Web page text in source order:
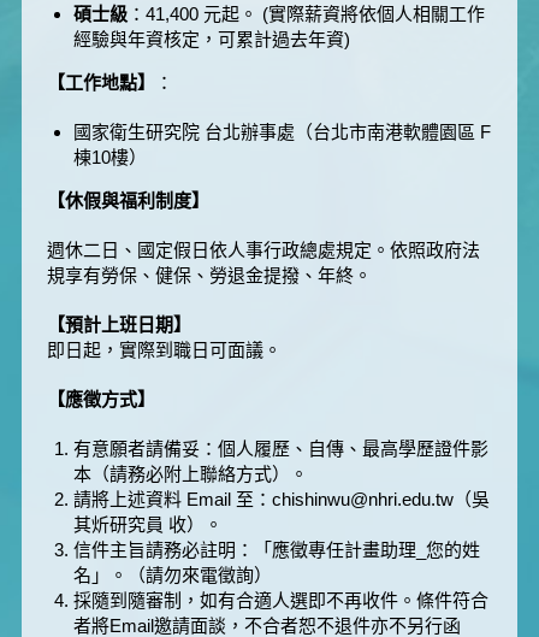
碩士級 ：41,400 元起。 (實際薪資將依個人相關工作
經驗與年資核定，可累計過去年資)
【工作地點】 ：
國家衛生研究院 台北辦事處（台北市南港軟體園區 F
棟10樓）
【休假與福利制度】
週休二日、國定假日依人事行政總處規定。依照政府法
規享有勞保、健保、勞退金提撥、年終。
【預計上班日期】
即日起，實際到職日可面議。
【應徵方式】
有意願者請備妥：個人履歷、自傳、最高學歷證件影
本（請務必附上聯絡方式）。
請將上述資料 Email 至：chishinwu@nhri.edu.tw（吳
其炘研究員 收）。
信件主旨請務必註明：「應徵專任計畫助理_您的姓
名」。（請勿來電徵詢）
採隨到隨審制，如有合適人選即不再收件。條件符合
者將Email邀請面談，不合者恕不退件亦不另行函